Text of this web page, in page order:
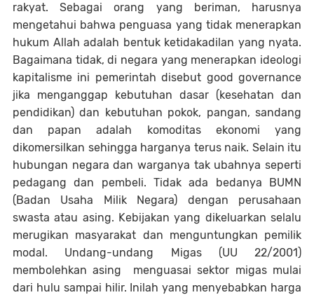
rakyat. Sebagai orang yang beriman, harusnya
mengetahui bahwa penguasa yang tidak menerapkan
hukum Allah adalah bentuk ketidakadilan yang nyata.
Bagaimana tidak, di negara yang menerapkan ideologi
kapitalisme ini pemerintah disebut good governance
jika menganggap kebutuhan dasar (kesehatan dan
pendidikan) dan kebutuhan pokok, pangan, sandang
dan papan adalah komoditas ekonomi yang
dikomersilkan sehingga harganya terus naik. Selain itu
hubungan negara dan warganya tak ubahnya seperti
pedagang dan pembeli. Tidak ada bedanya BUMN
(Badan Usaha Milik Negara) dengan perusahaan
swasta atau asing. Kebijakan yang dikeluarkan selalu
merugikan masyarakat dan menguntungkan pemilik
modal. Undang-undang Migas (UU 22/2001)
membolehkan asing menguasai sektor migas mulai
dari hulu sampai hilir. Inilah yang menyebabkan harga